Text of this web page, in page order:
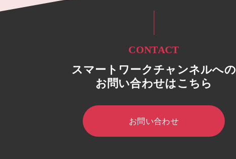
CONTACT
スマートワークチャンネルへの
お問い合わせはこちら
お問い合わせ